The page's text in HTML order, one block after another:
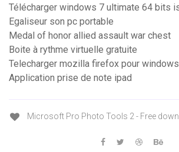
Télécharger windows 7 ultimate 64 bits
Egaliseur son pc portable
Medal of honor allied assault war chest
Boite à rythme virtuelle gratuite
Telecharger mozilla firefox pour
Application prise de note ipad
Microsoft Pro Photo Tools 2 - Free